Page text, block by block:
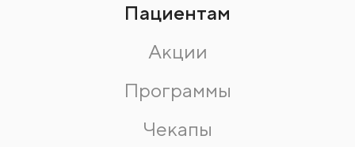
Пациентам
Акции
Программы
Чекапы